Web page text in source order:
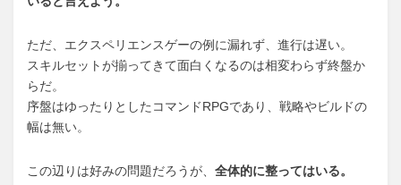
ただ、エクスペリエンスゲーの例に漏れず、進行は遅い。
スキルセットが揃ってきて面白くなるのは相変わらず終盤か
らだ。
序盤はゆったりとしたコマンドRPGであり、戦略やビルドの
幅は無い。
この辺りは好みの問題だろうが、 全体的に整ってはいる。